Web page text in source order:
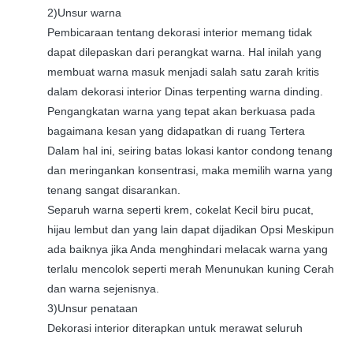
2)Unsur warna
Pembicaraan tentang dekorasi interior memang tidak
dapat dilepaskan dari perangkat warna. Hal inilah yang
membuat warna masuk menjadi salah satu zarah kritis
dalam dekorasi interior Dinas terpenting warna dinding.
Pengangkatan warna yang tepat akan berkuasa pada
bagaimana kesan yang didapatkan di ruang Tertera
Dalam hal ini, seiring batas lokasi kantor condong tenang
dan meringankan konsentrasi, maka memilih warna yang
tenang sangat disarankan.
Separuh warna seperti krem, cokelat Kecil biru pucat,
hijau lembut dan yang lain dapat dijadikan Opsi Meskipun
ada baiknya jika Anda menghindari melacak warna yang
terlalu mencolok seperti merah Menunukan kuning Cerah
dan warna sejenisnya.
3)Unsur penataan
Dekorasi interior diterapkan untuk merawat seluruh